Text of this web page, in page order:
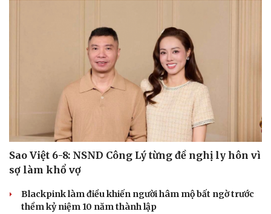
Sao Việt 6-8: NSND Công Lý từng đề nghị ly hôn vì
sợ làm khổ vợ
Blackpink làm điều khiến người hâm mộ bất ngờ trước
thềm kỷ niệm 10 năm thành lập